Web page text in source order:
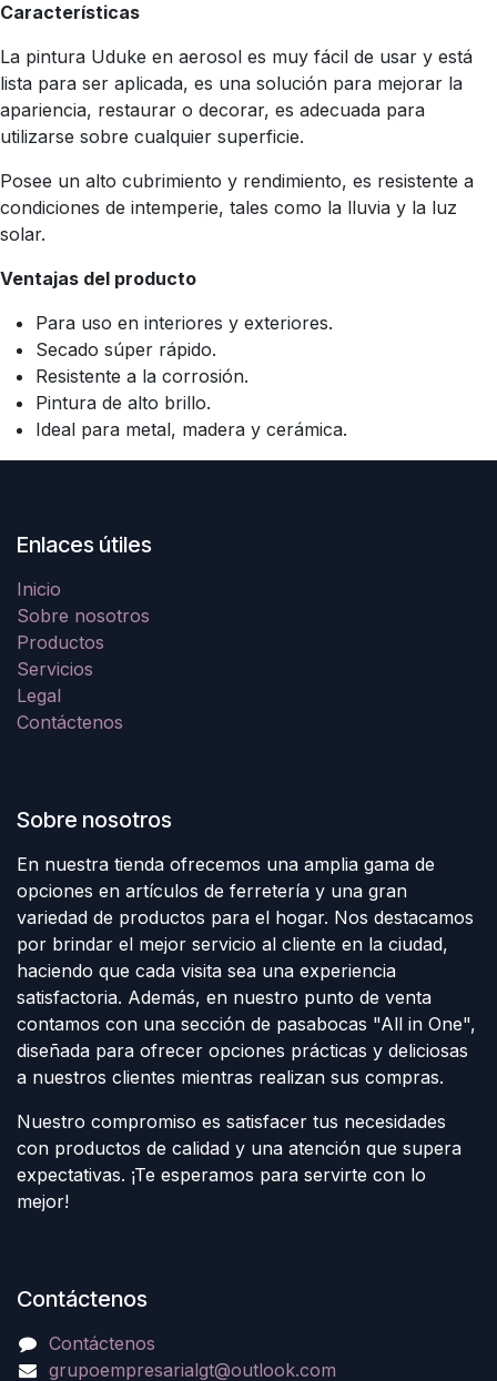
Características
La pintura Uduke en aerosol es muy fácil de usar y está
lista para ser aplicada, es una solución para mejorar la
apariencia, restaurar o decorar, es adecuada para
utilizarse sobre cualquier superficie.
Posee un alto cubrimiento y rendimiento, es resistente a
condiciones de intemperie, tales como la lluvia y la luz
solar.
Ventajas del producto
Para uso en interiores y exteriores.
Secado súper rápido.
Resistente a la corrosión.
Pintura de alto brillo.
Ideal para metal, madera y cerámica.
Enlaces útiles
Inicio
Sobre nosotros
Productos
Servicios
Legal
Contáctenos
Sobre nosotros
En nuestra tienda ofrecemos una amplia gama de
opciones en artículos de ferretería y una gran
variedad de productos para el hogar. Nos destacamos
por brindar el mejor servicio al cliente en la ciudad,
haciendo que cada visita sea una experiencia
satisfactoria. Además, en nuestro punto de venta
contamos con una sección de pasabocas "All in One",
diseñada para ofrecer opciones prácticas y deliciosas
a nuestros clientes mientras realizan sus compras.
Nuestro compromiso es satisfacer tus necesidades
con productos de calidad y una atención que supera
expectativas. ¡Te esperamos para servirte con lo
mejor!
Contáctenos
Contáctenos
grupoempresarialgt@outlook.com